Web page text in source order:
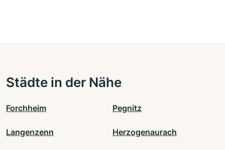
Städte in der Nähe
Forchheim Pegnitz
Langenzenn Herzogenaurach